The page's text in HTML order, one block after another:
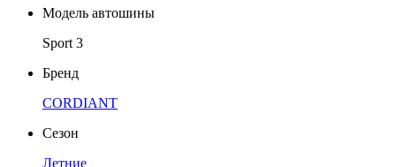
Модель автошины
Sport 3
Бренд
CORDIANT
Сезон
Летние